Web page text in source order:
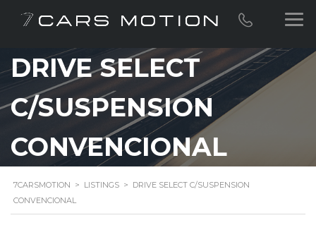
DRIVE SELECT
C/SUSPENSION
CONVENCIONAL
7CARSMOTION > LISTINGS > DRIVE SELECT C/SUSPENSION
CONVENCIONAL